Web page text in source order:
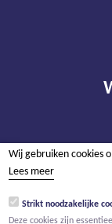
Wij gebruiken cookies
Lees meer
Strikt noodzakelijke
Deze cookies zijn